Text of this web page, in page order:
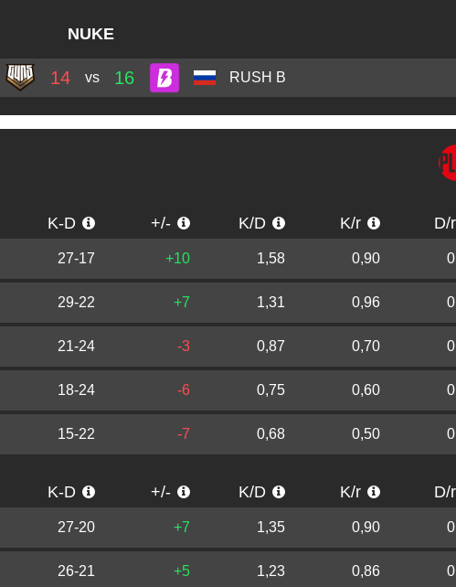
NUKE
14 vs 16 RUSH B
K-D +/- K/D K/r
27-17 +10 1,58 0,90
29-22 +7 1,31 0,96
21-24 -3 0,87 0,70
18-24 -6 0,75 0,60
15-22 -7 0,68 0,50
K-D +/- K/D K/r
27-20 +7 1,35 0,90
26-21 +5 1,23 0,86